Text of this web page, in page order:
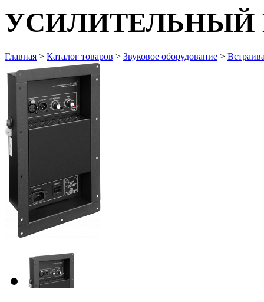
УСИЛИТЕЛЬНЫЙ
Главная > Каталог товаров > Звуковое оборудование >